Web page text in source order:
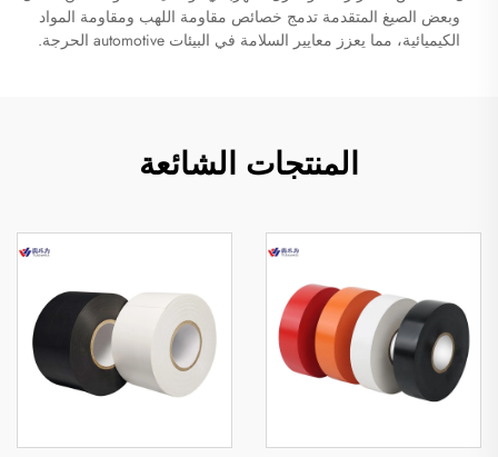
وبعض الصيغ المتقدمة تدمج خصائص مقاومة اللهب ومقاومة المواد
الكيميائية، مما يعزز معايير السلامة في البيئات automotive الحرجة.
المنتجات الشائعة